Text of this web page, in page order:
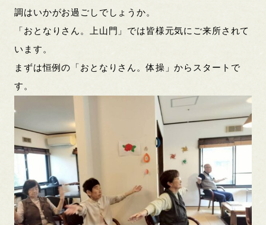
調はいかがお過ごしでしょうか。
「おとなりさん。上山門」では皆様元気にご来所されて
います。
まずは恒例の「おとなりさん。体操」からスタートで
す。